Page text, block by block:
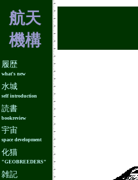
航天
機構
履歴
what's new
水城
self introduction
読書
bookreview
宇宙
space development
化猫
"GEOBREEDERS"
雑記